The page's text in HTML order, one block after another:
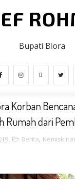
Bupati Blora
Korban
Rumah dari
Berita,